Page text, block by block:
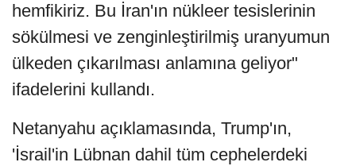
hemfikiriz. Bu İran'ın nükleer tesislerinin
sökülmesi ve zenginleştirilmiş uranyumun
ülkeden çıkarılması anlamına geliyor"
ifadelerini kullandı.
Netanyahu açıklamasında, Trump'ın,
'İsrail'in Lübnan dahil tüm cephelerdeki